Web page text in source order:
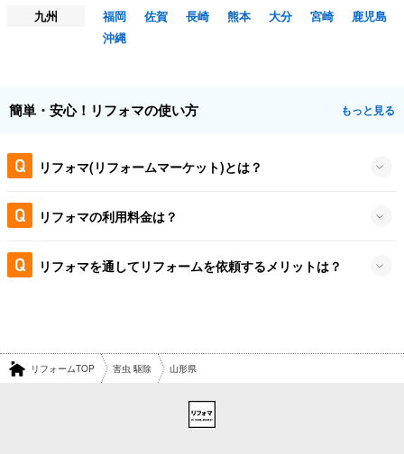
九州
福岡 佐賀 長崎 熊本 大分 宮崎
鹿児島
沖縄
簡単・安心！リフォマの使い方 もっと見る
リフォマ(リフォームマーケット)とは？
リフォマの利用料金は？
リフォマを通してリフォームを依頼するメリットは？
リフォームTOP 害虫 駆除 山形県